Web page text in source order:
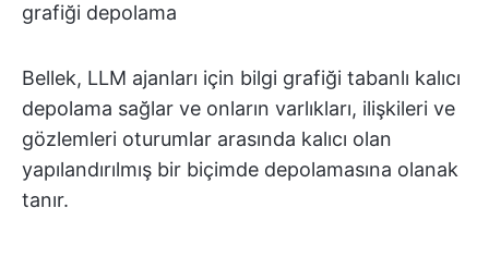
grafiği depolama
Bellek, LLM ajanları için bilgi grafiği tabanlı kalıcı
depolama sağlar ve onların varlıkları, ilişkileri ve
gözlemleri oturumlar arasında kalıcı olan
yapılandırılmış bir biçimde depolamasına olanak
tanır.